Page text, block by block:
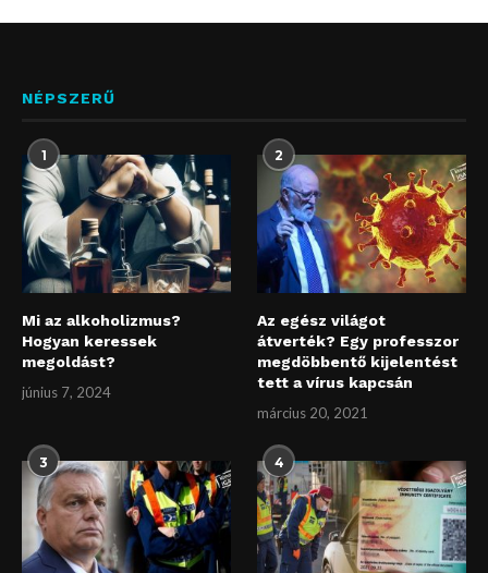
NÉPSZERŰ
1
Mi az alkoholizmus?
Hogyan keressek
megoldást?
június 7, 2024
2
Az egész világot
átverték? Egy professzor
megdöbbentő kijelentést
tett a vírus kapcsán
március 20, 2021
3 4